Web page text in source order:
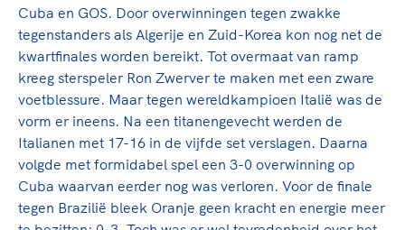
Cuba en GOS. Door overwinningen tegen zwakke
tegenstanders als Algerije en Zuid-Korea kon nog net de
kwartfinales worden bereikt. Tot overmaat van ramp
kreeg sterspeler Ron Zwerver te maken met een zware
voetblessure. Maar tegen wereldkampioen Italië was de
vorm er ineens. Na een titanengevecht werden de
Italianen met 17-16 in de vijfde set verslagen. Daarna
volgde met formidabel spel een 3-0 overwinning op
Cuba waarvan eerder nog was verloren. Voor de finale
tegen Brazilië bleek Oranje geen kracht en energie meer